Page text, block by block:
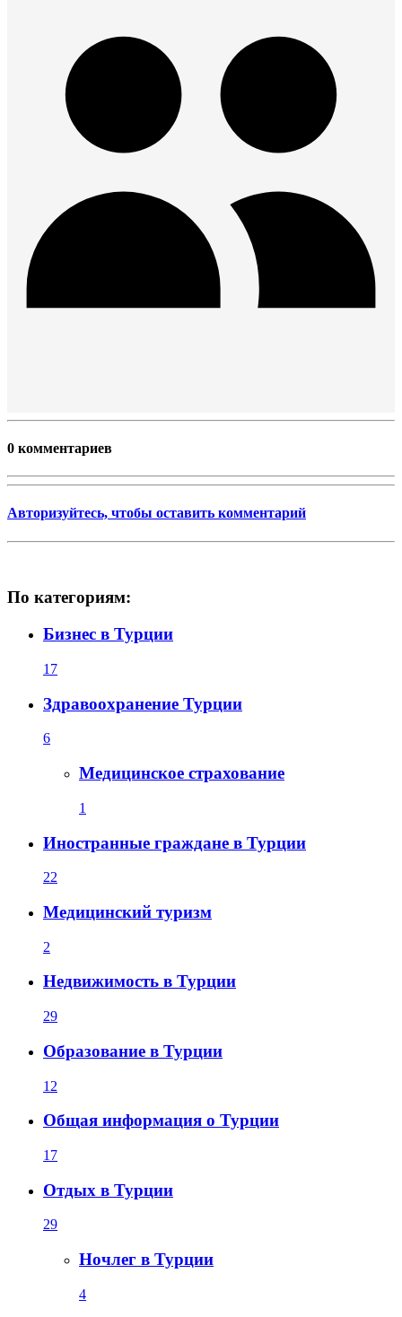
0 комментариев
Авторизуйтесь, чтобы оставить комментарий
По категориям:
Бизнес в Турции
17
Здравоохранение Турции
6
Медицинское страхование
1
Иностранные граждане в Турции
22
Медицинский туризм
2
Недвижимость в Турции
29
Образование в Турции
12
Общая информация о Турции
17
Отдых в Турции
29
Ночлег в Турции
4